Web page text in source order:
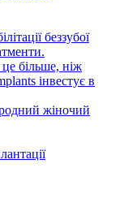
беззубої
більше, ніж
інвестує в
жіночий